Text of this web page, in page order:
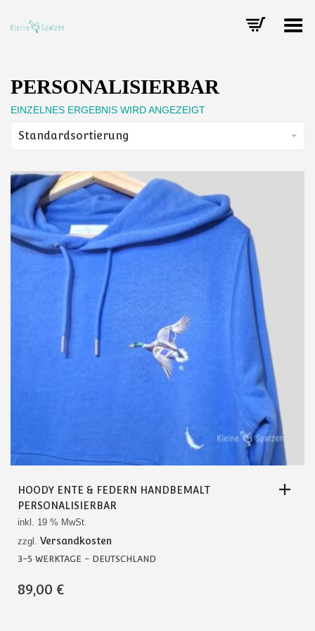
Toggle Menu
PERSONALISIERBAR
EINZELNES ERGEBNIS WIRD ANGEZEIGT
Standardsortierung
HOODY ENTE & FEDERN HANDBEMALT
PERSONALISIERBAR
inkl. 19 % MwSt.
zzgl. Versandkosten
3-5 WERKTAGE - DEUTSCHLAND
89,00 €